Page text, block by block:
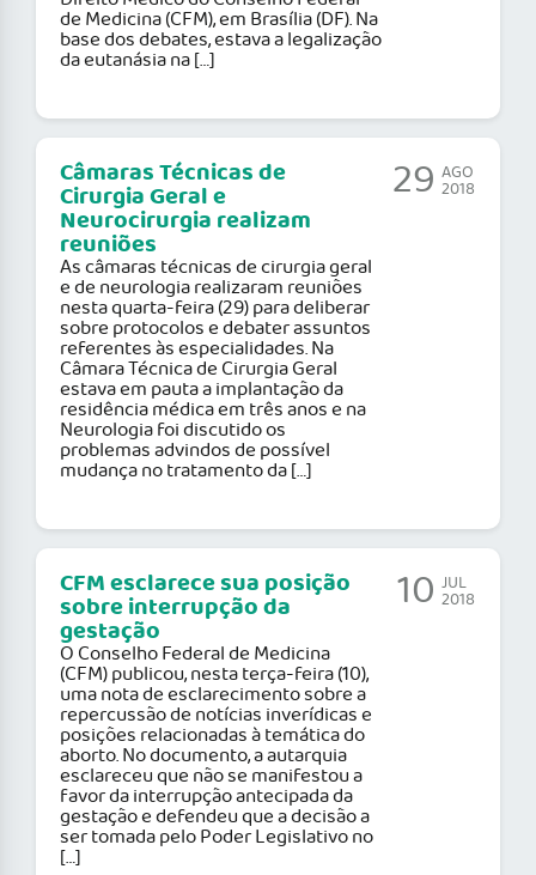
de Medicina (CFM), em Brasília (DF). Na
base dos debates, estava a legalização
da eutanásia na […]
Câmaras Técnicas de
Cirurgia Geral e
Neurocirurgia realizam
reuniões
As câmaras técnicas de cirurgia geral
e de neurologia realizaram reuniões
nesta quarta-feira (29) para deliberar
sobre protocolos e debater assuntos
referentes às especialidades. Na
Câmara Técnica de Cirurgia Geral
estava em pauta a implantação da
residência médica em três anos e na
Neurologia foi discutido os
problemas advindos de possível
mudança no tratamento da […]
29 AGO
2018
CFM esclarece sua posição
sobre interrupção da
gestação
O Conselho Federal de Medicina
(CFM) publicou, nesta terça-feira (10),
uma nota de esclarecimento sobre a
repercussão de notícias inverídicas e
posições relacionadas à temática do
aborto. No documento, a autarquia
esclareceu que não se manifestou a
favor da interrupção antecipada da
gestação e defendeu que a decisão a
ser tomada pelo Poder Legislativo no
[…]
10 JUL
2018